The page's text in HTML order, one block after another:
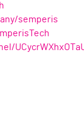
semperis